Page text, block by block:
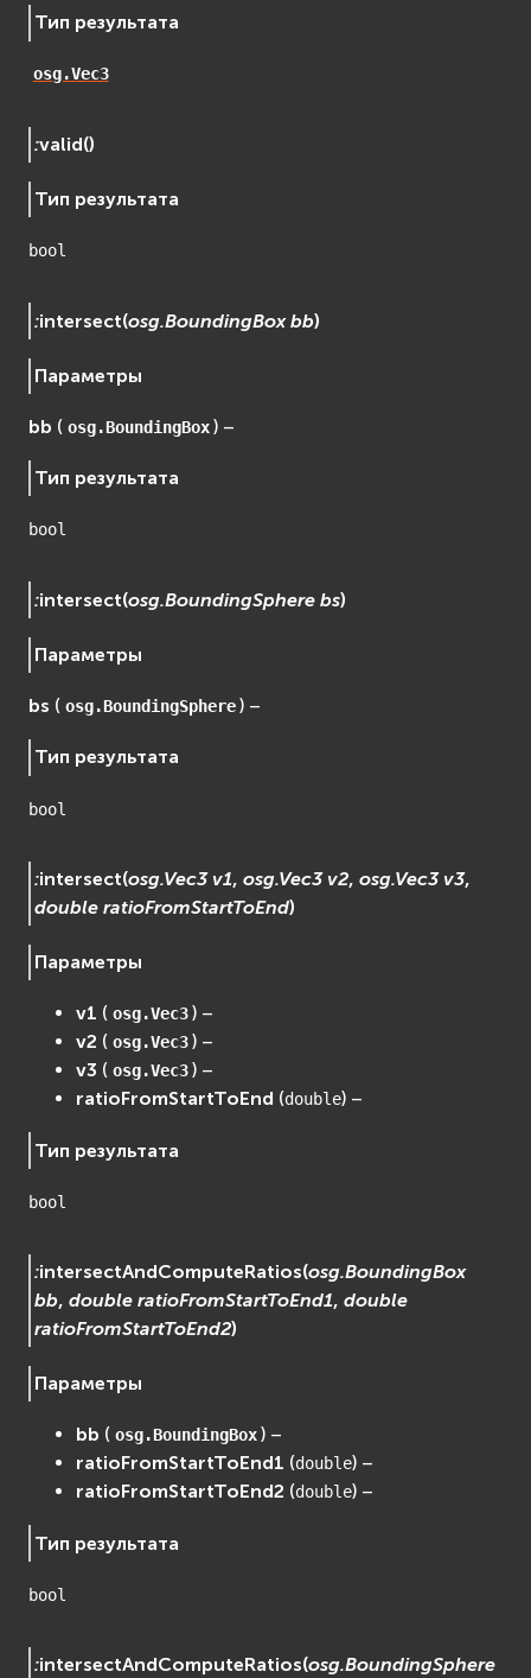
Тип результата
osg.Vec3
:valid()
Тип результата
bool
:intersect(osg.BoundingBox bb)
Параметры
bb ( osg.BoundingBox ) –
Тип результата
bool
:intersect(osg.BoundingSphere bs)
Параметры
bs ( osg.BoundingSphere ) –
Тип результата
bool
:intersect(osg.Vec3 v1,osg.Vec3 v2,osg.Vec3 v3,
double ratioFromStartToEnd)
Параметры
v1 ( osg.Vec3 ) –
v2 ( osg.Vec3 ) –
v3 ( osg.Vec3 ) –
ratioFromStartToEnd (double) –
Тип результата
bool
:intersectAndComputeRatios(osg.BoundingBox
bb,double ratioFromStartToEnd1,double
ratioFromStartToEnd2)
Параметры
bb ( osg.BoundingBox ) –
ratioFromStartToEnd1 (double) –
ratioFromStartToEnd2 (double) –
Тип результата
bool
:intersectAndComputeRatios(osg.BoundingSphere